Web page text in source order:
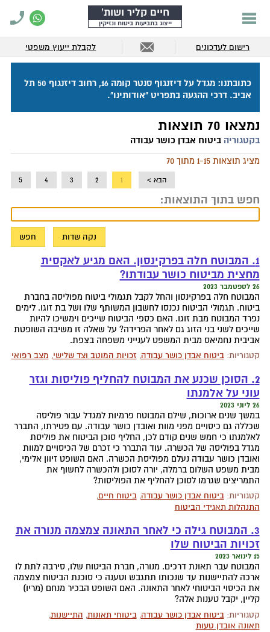
חיים קליר ושות'
ייצוג בתביעות ביטוח ונזיקין
רישום לעדכונים לקבלת ייעוץ משפטי
כתובתנו: מגדל על דיזנגוף סנטר קומה 16, רחוב דיזנגוף 50 תל
אביב. דרכי ההגעה בתפריט "אודותינו".
נמצאו 70 תוצאות
בקטגוריהביטוח אבדן כושר עבודה
מציג תוצאות 1-15 מתוך 70
הבא > 1
2
3
4
5
חפש בתוך התוצאות:
1. המבוטח חלה בפרקינסון. האם מגיע לאקסית
מחצית מביטוח כושר עבודתו?
26 לספטמבר 2023
המבוטח חלה בפרקינסון והחל לקבל תגמולי ביטוח מפוליסה בחברת
ביטוח. תגמולי הביטוח נכנסו לחשבון המשותף שלו ושל בת זוגו. לימים
נפרד המבוטח מבת זוגו. האם כספי הביטוח שייכים וימשיכו להיות
שייכים לשני בני הזוג גם לאחר הפרידה? על שאלה זו משיבה השופטת
אביבית נחמיאס מבית המשפט לענייני משפחה בצפת.
קטגוריות:ביטוח אבדן כושר עבודה, זכויות המוטב וצד שלישי, מצב רפואי
2. הסוכן שכנע את המבוטח להחליף פוליסות וגזר
עוני על אלמנתו
26 ליוני 2023
במשך שנים ארוכות, שילם המבוטח פרמיות למגדל עבור פוליסה
שכללה גם כיסויים מפני מוות ואובדן כושר עבודה. עם פטירתו, התברר
לאלמנתו כי חמש שנים קודם לכן, החליף סוכן הביטוח את פוליסת
מגדל בפוליסה של הכשרה. עוד התברר כי זכרם של הכיסויים למוות
ואובדן כושר עבודה נעלם מפוליסת הכשרה. האם השופט זיוון אלימי,
מבית משפט השלום ברמלה, יורה לסוכן ולהכשרה לחשוף את
התמריצים שגרמו לסוכן להחליף את הפוליסות?
קטגוריות:ביטוח אבדן כושר עבודה,ביטוח חיים,
התנהלות תאגידי הביטוח
3. המבוטח גילה כי לאחר התאונה צמצמה מנורה את
זכויות הביטוח שלו
15 לינואר 2023
המבוטח עבר תאונת דרכים. מנורה, חברת הביטוח שלו, סירבה לתת לו
ארכה להתיישנות עד שנכותו תתגבש וטענה כי סוכנת הביטוח צמצמה
את הכיסוי הביטוחי לאחר התאונה. האם השופט הבכיר מנחם (מריו)
קליין, יקבל טענות אלה?
קטגוריות:ביטוח אבדן כושר עבודה,ביטוחי תאונות, התיישנות,
תאונה אובדן טעות